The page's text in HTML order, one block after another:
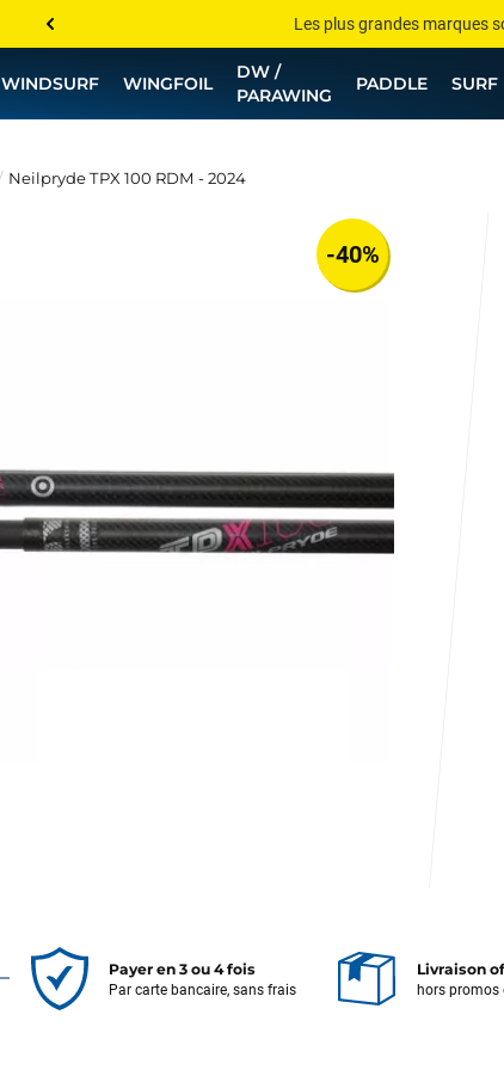
Les plus grandes marques
Jusqu’à -75% de remise
💰 Meilleur prix garanti —
WINDSURF WINGFOIL
DW /
PARAWING
PADDLE SURF
Neilpryde TPX 100 RDM - 2024
-40%
Payer en 3 ou 4 fois
Par carte bancaire, sans frais
Livraison
hors promos